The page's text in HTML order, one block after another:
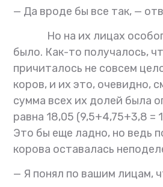
— Да вроде бы все так, —
Но на их лицах
было. Как-то получалось,
причиталось не совсем
коров, и их это, очевидно,
сумма всех их долей была
равна 18,05 (9,5+4,75+3,8 =
Это бы еще ладно, но ведь
корова оставалась
— Я понял по вашим лицам,